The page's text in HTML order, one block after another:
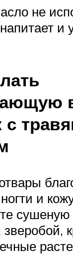
не
и
с
и
зверобой,